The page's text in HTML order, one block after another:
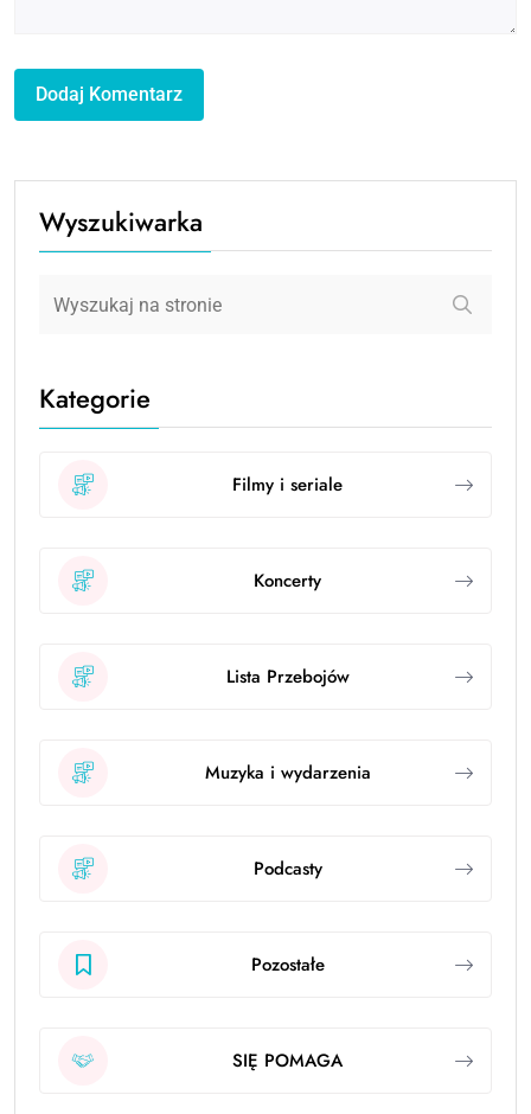
Wyszukiwarka
Kategorie
Filmy i seriale
Koncerty
Lista Przebojów
Muzyka i wydarzenia
Podcasty
Pozostałe
SIĘ POMAGA